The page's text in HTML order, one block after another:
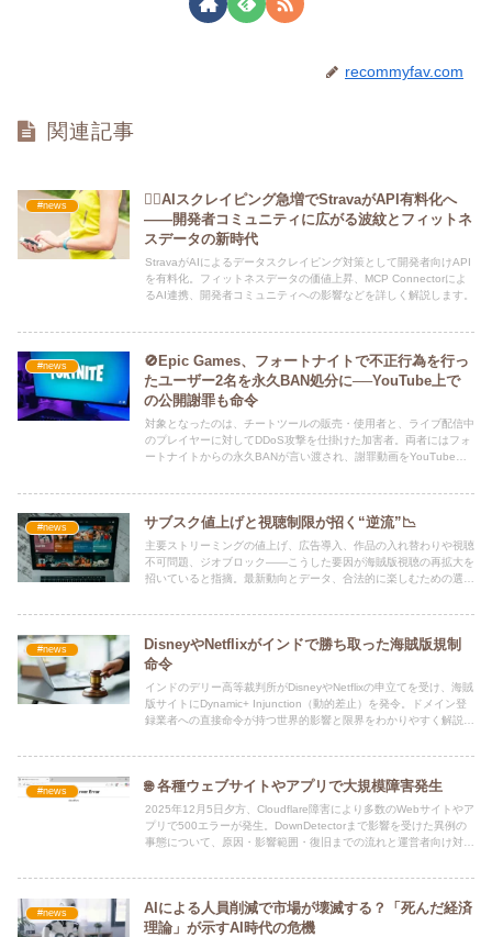
recommyfav.com
関連記事
#news
🏃‍♂️AIスクレイピング急増でStravaがAPI有料化へ
――開発者コミュニティに広がる波紋とフィットネ
スデータの新時代
StravaがAIによるデータスクレイピング対策として開発者向けAPI
を有料化。フィットネスデータの価値上昇、MCP Connectorによ
るAI連携、開発者コミュニティへの影響などを詳しく解説します。
#news
🚫Epic Games、フォートナイトで不正行為を行っ
たユーザー2名を永久BAN処分に──YouTube上で
の公開謝罪も命令
対象となったのは、チートツールの販売・使用者と、ライブ配信中
のプレイヤーに対してDDoS攻撃を仕掛けた加害者。両者にはフォ
ートナイトからの永久BANが言い渡され、謝罪動画をYouTube上
#news サブスク値上げと視聴制限が招く“逆流”📉
主要ストリーミングの値上げ、広告導入、作品の入れ替わりや視聴
不可問題、ジオブロック――こうした要因が海賊版視聴の再拡大を
招いていると指摘。最新動向とデータ、合法的に楽しむための選択
#news
DisneyやNetflixがインドで勝ち取った海賊版規制
命令
インドのデリー高等裁判所がDisneyやNetflixの申立てを受け、海賊
版サイトにDynamic+ Injunction（動的差止）を発令。ドメイン登
録業者への直接命令が持つ世界的影響と限界をわかりやすく解説し
#news 🌐 各種ウェブサイトやアプリで大規模障害発生
2025年12月5日夕方、Cloudflare障害により多数のWebサイトやア
プリで500エラーが発生。DownDetectorまで影響を受けた異例の
事態について、原因・影響範囲・復旧までの流れと運営者向け対策
#news
AIによる人員削減で市場が壊滅する？「死んだ経済
理論」が示すAI時代の危機